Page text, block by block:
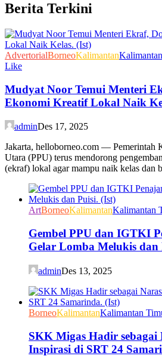
Berita Terkini
AdvertorialBorneoKalimantan
Like
Mudyat Noor Temui Menteri
Ekonomi Kreatif Lokal Naik
adminDes 17, 2025
Jakarta, helloborneo.com — Pemerintah
Utara (PPU) terus mendorong
(ekraf) lokal agar mampu naik kelas dan
ArtBorneoKalimantanKalimantan
Gembel PPU dan IGTKI
Gelar Lomba Melukis dan
adminDes 13, 2025
BorneoKalimantanKalimantan
SKK Migas Hadir sebagai
Inspirasi di SRT 24